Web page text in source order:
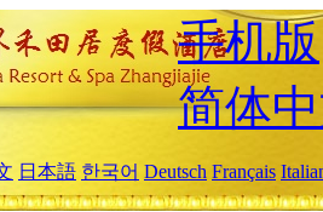
手机版
简体
日本語 한국어 Deutsch Français